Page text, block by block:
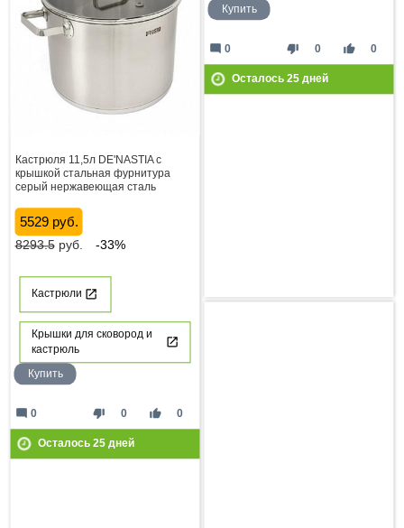
Купить
thumb_down 0 thumb_up 0
mode_comment 0
Осталось 25дней
Кастрюля 11,5л DE'NASTIA с
крышкой стальная фурнитура
серый нержавеющая сталь
5529 руб.
8293.5руб. -33%
Кастрюли
Крышки для сковород и
кастрюль
Купить
thumb_down 0 thumb_up 0
mode_comment 0
Осталось 25дней